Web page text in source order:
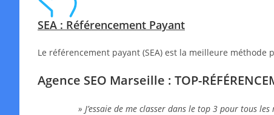
SEA : Référencement Payant
Le référencement payant (SEA) est la meilleure
Agence SEO Marseille : TOP-
» J’essaie de me classer dans le top 3 pour tous